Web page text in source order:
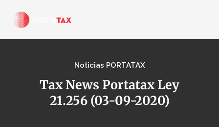
Noticias PORTATAX
Tax News Portatax Ley
21.256 (03-09-2020)